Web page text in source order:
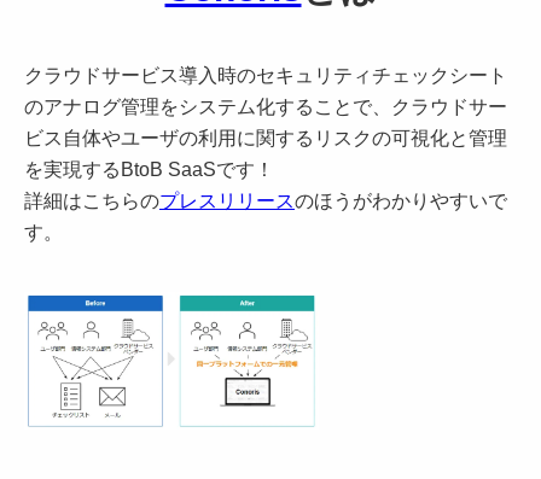
クラウドサービス導入時のセキュリティチェックシート
のアナログ管理をシステム化することで、クラウドサー
ビス自体やユーザの利用に関するリスクの可視化と管理
を実現するBtoB SaaSです！
詳細はこちらのプレスリリースのほうがわかりやすいで
す。